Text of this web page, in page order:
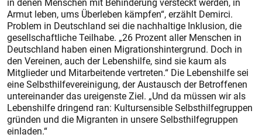
Armut leben, ums Überleben kämpfen“, erzählt Demirci.
Problem in Deutschland sei die nachhaltige Inklusion, die
gesellschaftliche Teilhabe. „26 Prozent aller Menschen in
Deutschland haben einen Migrationshintergrund. Doch in
den Vereinen, auch der Lebenshilfe, sind sie kaum als
Mitglieder und Mitarbeitende vertreten.“ Die Lebenshilfe sei
eine Selbsthilfevereinigung, der Austausch der Betroffenen
untereinander das ureigenste Ziel. „Und da müssen wir als
Lebenshilfe dringend ran: Kultursensible Selbsthilfegruppen
gründen und die Migranten in unsere Selbsthilfegruppen
einladen.“